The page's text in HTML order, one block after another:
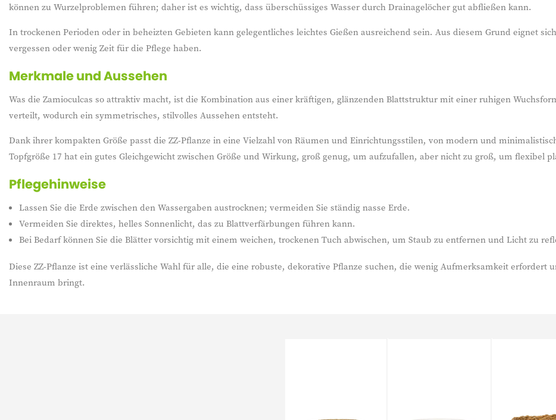
können zu Wurzelproblemen führen; daher ist es wichtig, dass überschüssiges Wasser durch Drainagelöcher gut abfließen kann.
In trockenen Perioden oder in beheizten Gebieten kann gelegentliches leichtes Gießen ausreichend sein. Aus diesem Grund eignet
vergessen oder wenig Zeit für die Pflege haben.
Merkmale und Aussehen
Was die Zamioculcas so attraktiv macht, ist die Kombination aus einer kräftigen, glänzenden Blattstruktur mit einer ruhigen
verteilt, wodurch ein symmetrisches, stilvolles Aussehen entsteht.
Dank ihrer kompakten Größe passt die ZZ-Pflanze in eine Vielzahl von Räumen und Einrichtungsstilen, von modern und
Topfgröße 17 hat ein gutes Gleichgewicht zwischen Größe und Wirkung, groß genug, um aufzufallen, aber nicht zu groß, um flexibel
Pflegehinweise
Lassen Sie die Erde zwischen den Wassergaben austrocknen; vermeiden Sie ständig nasse Erde.
Vermeiden Sie direktes, helles Sonnenlicht, das zu Blattverfärbungen führen kann.
Bei Bedarf können Sie die Blätter vorsichtig mit einem weichen, trockenen Tuch abwischen, um Staub zu entfernen und Licht zu
Diese ZZ-Pflanze ist eine verlässliche Wahl für alle, die eine robuste, dekorative Pflanze suchen, die wenig Aufmerksamkeit erfordert
Innenraum bringt.